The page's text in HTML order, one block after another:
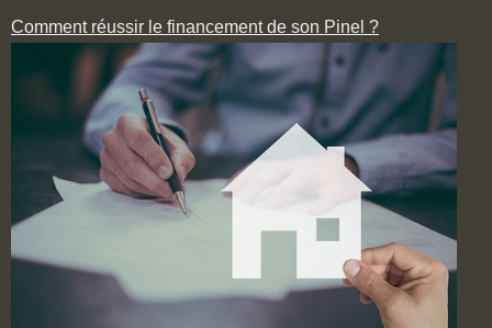
Comment réussir le financement de son Pinel ?